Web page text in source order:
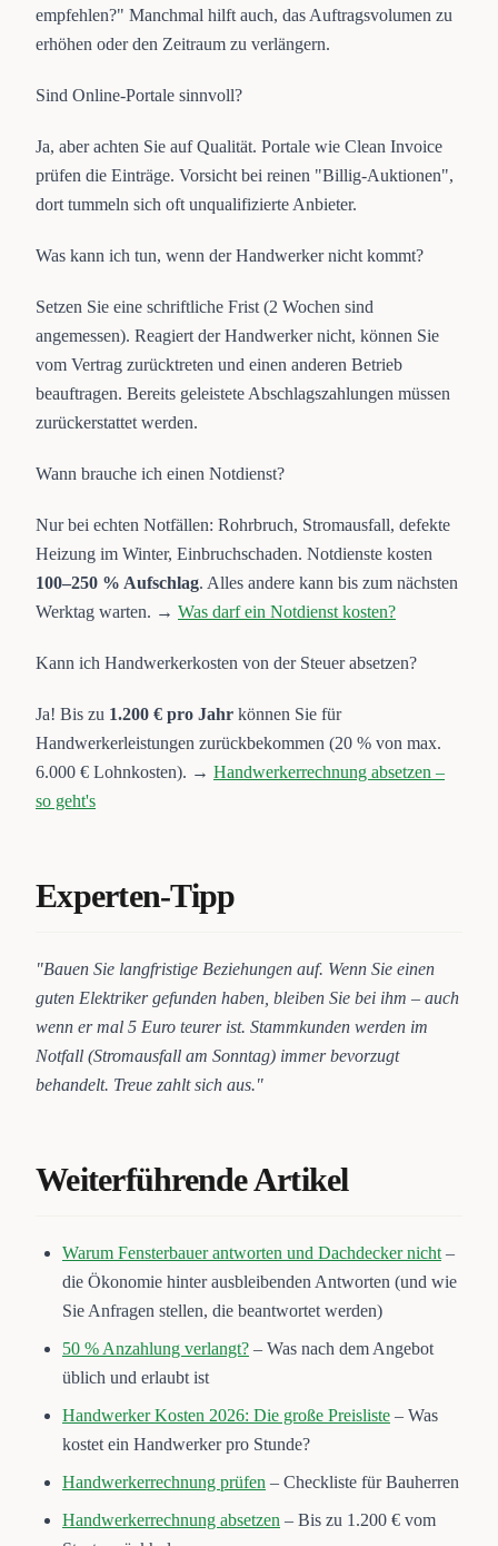
empfehlen?" Manchmal hilft auch, das Auftragsvolumen zu
erhöhen oder den Zeitraum zu verlängern.
Sind Online-Portale sinnvoll?
Ja, aber achten Sie auf Qualität. Portale wie Clean Invoice
prüfen die Einträge. Vorsicht bei reinen "Billig-Auktionen",
dort tummeln sich oft unqualifizierte Anbieter.
Was kann ich tun, wenn der Handwerker nicht kommt?
Setzen Sie eine schriftliche Frist (2 Wochen sind
angemessen). Reagiert der Handwerker nicht, können Sie
vom Vertrag zurücktreten und einen anderen Betrieb
beauftragen. Bereits geleistete Abschlagszahlungen müssen
zurückerstattet werden.
Wann brauche ich einen Notdienst?
Nur bei echten Notfällen: Rohrbruch, Stromausfall, defekte
Heizung im Winter, Einbruchschaden. Notdienste kosten
100–250 % Aufschlag. Alles andere kann bis zum nächsten
Werktag warten. → Was darf ein Notdienst kosten?
Kann ich Handwerkerkosten von der Steuer absetzen?
Ja! Bis zu 1.200 € pro Jahr können Sie für
Handwerkerleistungen zurückbekommen (20 % von max.
6.000 € Lohnkosten). → Handwerkerrechnung absetzen –
so geht's
Experten-Tipp
"Bauen Sie langfristige Beziehungen auf. Wenn Sie einen
guten Elektriker gefunden haben, bleiben Sie bei ihm – auch
wenn er mal 5 Euro teurer ist. Stammkunden werden im
Notfall (Stromausfall am Sonntag) immer bevorzugt
behandelt. Treue zahlt sich aus."
Weiterführende Artikel
Warum Fensterbauer antworten und Dachdecker nicht –
die Ökonomie hinter ausbleibenden Antworten (und wie
Sie Anfragen stellen, die beantwortet werden)
50 % Anzahlung verlangt? – Was nach dem Angebot
üblich und erlaubt ist
Handwerker Kosten 2026: Die große Preisliste – Was
kostet ein Handwerker pro Stunde?
Handwerkerrechnung prüfen – Checkliste für Bauherren
Handwerkerrechnung absetzen – Bis zu 1.200 € vom